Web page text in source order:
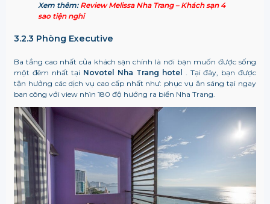
Xem thêm: Review Melissa Nha Trang – Khách sạn 4
sao tiện nghi
3.2.3 Phòng Executive
Ba tầng cao nhất của khách sạn chính là nơi bạn muốn được sống
một đêm nhất tại Novotel Nha Trang hotel
. Tại đây, bạn được
tận hưởng các dịch vụ cao cấp nhất như: phục vụ ăn sáng tại ngay
ban công với view nhìn 180 độ hướng ra biển Nha Trang.